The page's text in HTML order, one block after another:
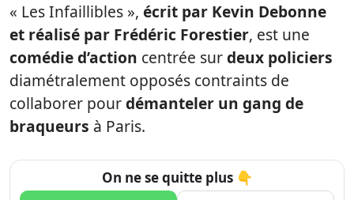
« Les Infaillibles », écrit par Kevin Debonne
et réalisé par Frédéric Forestier, est une
comédie d’action centrée surdeux policiers
diamétralement opposés contraints de
collaborer pourdémanteler un gang de
braqueurs à Paris.
On ne se quitte plus 👇